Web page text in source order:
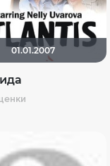
01.01.2007